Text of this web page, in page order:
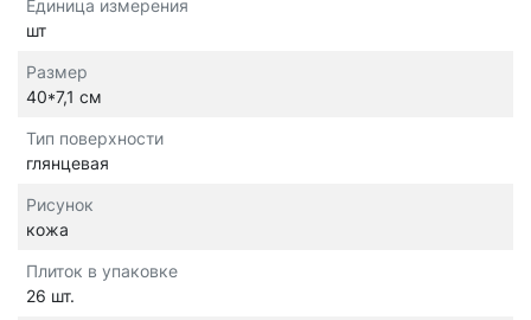
Единица измерения
шт
Размер
40*7,1 см
Тип поверхности
глянцевая
Рисунок
кожа
Плиток в упаковке
26 шт.